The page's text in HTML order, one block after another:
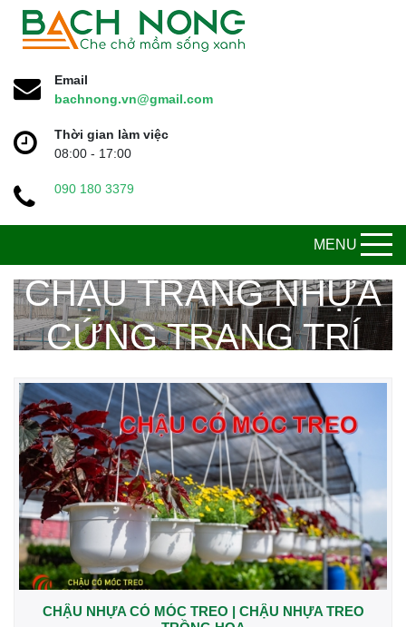
Email
bachnong.vn@gmail.com
Thời gian làm việc
08:00 - 17:00
090 180 3379
MENU
CHẬU TRẮNG NHỰA
CỨNG TRANG TRÍ
CHẬU NHỰA CÓ MÓC TREO | CHẬU NHỰA TREO